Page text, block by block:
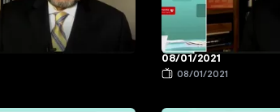
08/01/2021
08/01/2021